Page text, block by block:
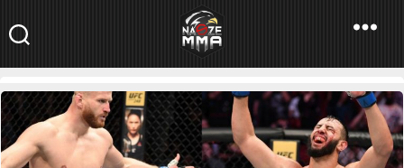
NaszeMMA
NaszeMMA.pl»Aktualności»Świat»UFC»“Jest naprawdę silny” –
Dominick Reyes zainteresowany pojedynkiem z Janem
Błachowiczem